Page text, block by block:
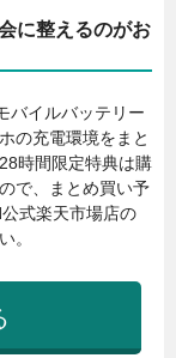
に整えるのがお
バイルバッテリー
の充電環境をまと
時間限定特典は購
で、まとめ買い予
式楽天市場店の
。